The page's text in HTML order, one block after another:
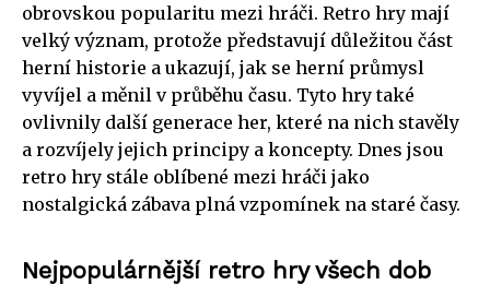
obrovskou popularitu mezi hráči. Retro hry mají
velký význam, protože představují důležitou část
herní historie a ukazují, jak se herní průmysl
vyvíjel a měnil v průběhu času. Tyto hry také
ovlivnily další generace her, které na nich stavěly
a rozvíjely jejich principy a koncepty. Dnes jsou
retro hry stále oblíbené mezi hráči jako
nostalgická zábava plná vzpomínek na staré časy.
Nejpopulárnější retro hry všech dob